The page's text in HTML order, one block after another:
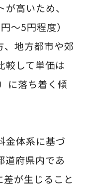
高いため、
〜5円程度）
、地方都市や郊
較して単価は
に落ち着く傾
金体系に基づ
道府県内であ
差が生じること